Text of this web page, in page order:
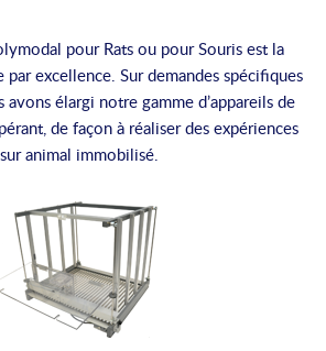
pour Rats ou pour Souris est la
excellence. Sur demandes spécifiques
avons élargi notre gamme d’appareils de
de façon à réaliser des expériences
sur animal immobilisé.